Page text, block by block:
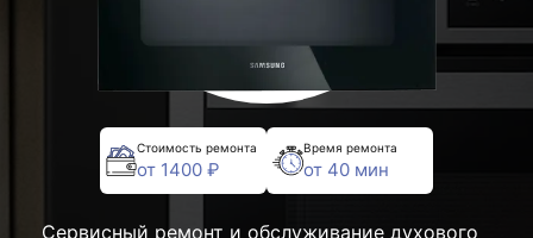
Стоимость ремонта
от 1400 ₽
Время ремонта
от 40 мин
Сервисный ремонт и обслуживание духового